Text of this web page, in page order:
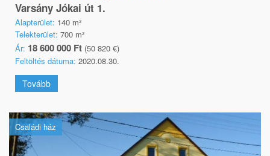
Varsány Jókai út 1.
Alapterület: 140 m²
Telekterület: 700 m²
Ár: 18 600 000 Ft (50 820 €)
Feltöltés dátuma: 2020.08.30.
Tovább
Családi ház